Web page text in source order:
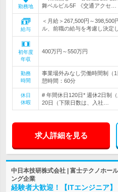
勤務地
舞ベルビル5F 《交通アクセ…
給与
＜月給＞267,500円～
ル、前職の給与を考慮し決定
初年度
年収
400万円～550万円
勤務
時間
事業場外みなし労働時間制（
憩時間：60分
休日
休暇
# 年間休日120日* 週休2日制
20日（下限日数は、入社…
求人詳細を見る
中日本技研株式会社 | 富士テクノホー
ング企業
経験者大歓迎！【ITエンジニア